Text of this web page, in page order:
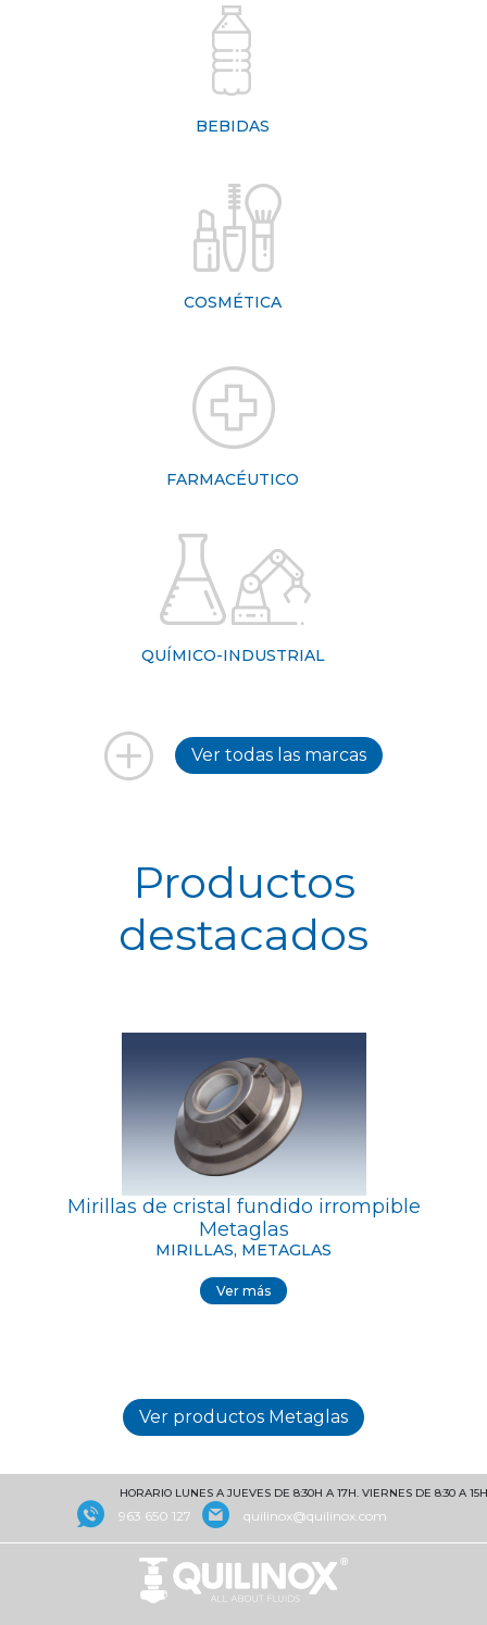
BEBIDAS
COSMÉTICA
FARMACÉUTICO
QUÍMICO-INDUSTRIAL
Ver todas las marcas
Productos
destacados
Mirillas de cristal fundido irrompible
Metaglas
MIRILLAS, METAGLAS
Ver más
HORARIO LUNES A JUEVES DE 8:30H A 17H. VIERNES DE 8:30 A 15H
963 650 127 quilinox@quilinox.com